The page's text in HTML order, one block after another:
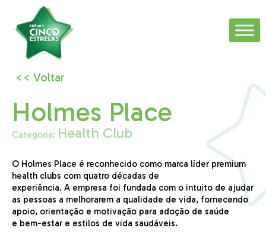
<< Voltar
Holmes Place
Categoria: Health Club
O Holmes Place é reconhecido como marca líder premium
health clubs com quatro décadas de
experiência. A empresa foi fundada com o intuito de ajudar
as pessoas a melhorarem a qualidade de vida, fornecendo
apoio, orientação e motivação para adoção de saúde
e bem-estar e estilos de vida saudáveis.